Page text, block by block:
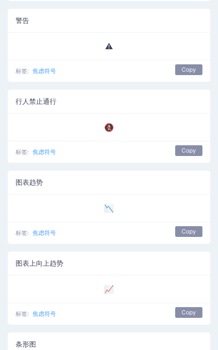
警告
⚠️
标签: 焦虑符号 Copy
行人禁止通行
🚷
标签: 焦虑符号 Copy
图表趋势
📉
标签: 焦虑符号 Copy
图表上向上趋势
📈
标签: 焦虑符号 Copy
条形图